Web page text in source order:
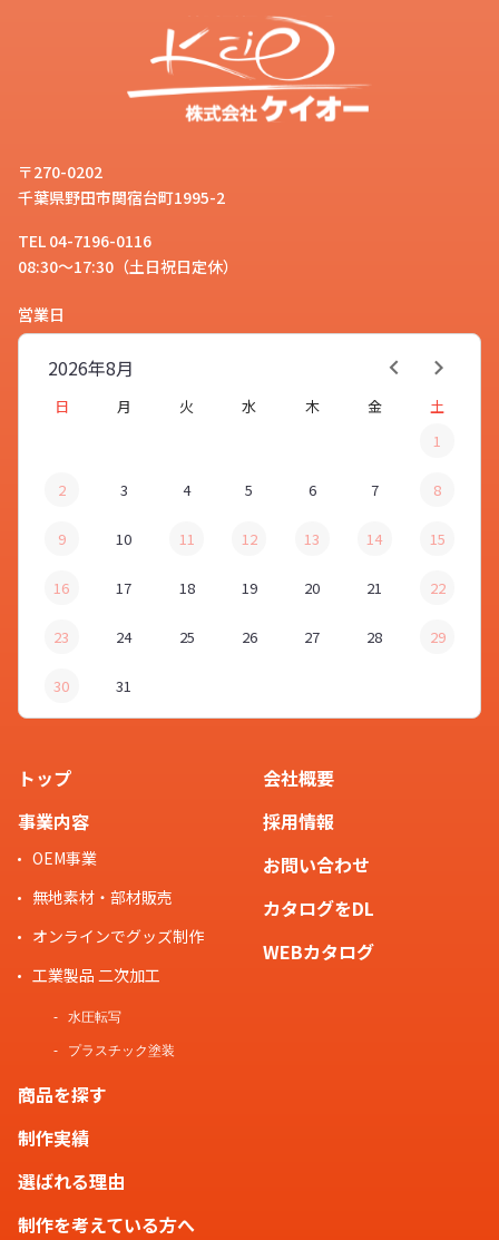
〒270-0202
千葉県野田市関宿台町1995-2
TEL 04-7196-0116
08:30～17:30（土日祝日定休）
営業日
8月
2026年
日 月 火 水 木 金
土
1
2 3 4 5 6 7 8
9 10 11 12 13 14 15
16 17 18 19 20 21 22
23 24 25 26 27 28 29
30 31
トップ
事業内容
OEM事業
無地素材・部材販売
オンラインでグッズ制作
工業製品 二次加工
水圧転写
プラスチック塗装
商品を探す
制作実績
選ばれる理由
制作を考えている方へ
会社概要
採用情報
お問い合わせ
カタログをDL
WEBカタログ